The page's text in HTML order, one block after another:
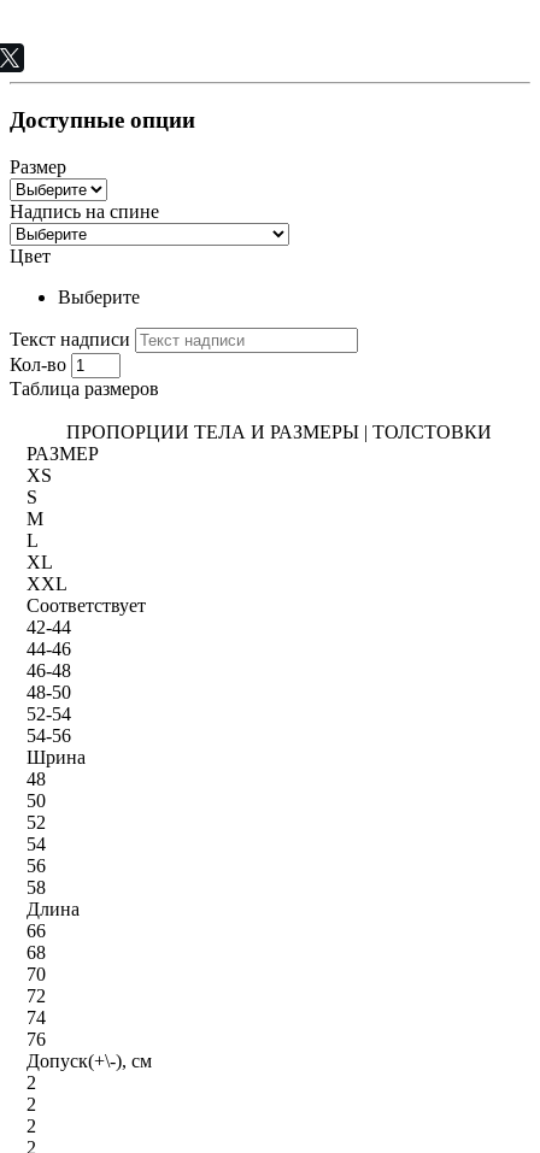
Доступные опции
Размер
Надпись на спине
Цвет
Выберите
Текст надписи
Кол-во
Таблица размеров
ПРОПОРЦИИ ТЕЛА И РАЗМЕРЫ | ТОЛСТОВКИ
РАЗМЕР
XS
S
M
L
XL
XXL
Соответствует
42-44
44-46
46-48
48-50
52-54
54-56
Шрина
48
50
52
54
56
58
Длина
66
68
70
72
74
76
Допуск(+\-), см
2
2
2
2